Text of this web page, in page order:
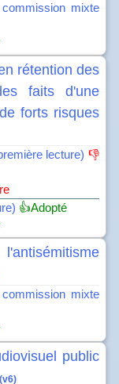
mixte
rétention des
faits d'une
forts risques
lecture) 👎
👍Adopté
mixte
public
(v6)